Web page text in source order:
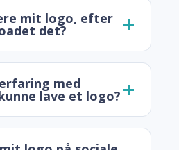
mit logo, efter
det?
med
lave et logo?